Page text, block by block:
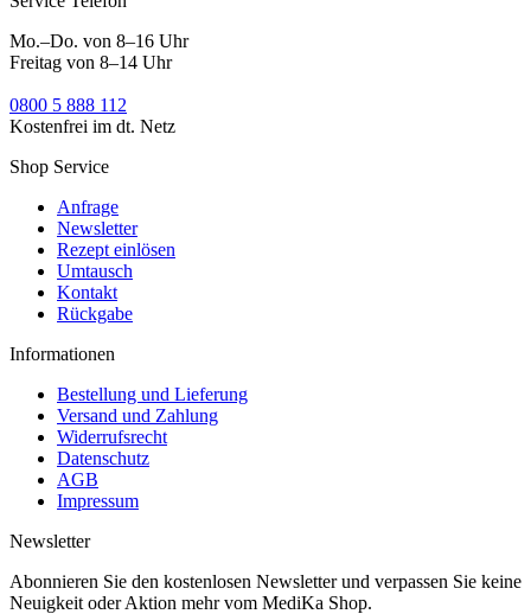
Mo.–Do. von 8–16 Uhr
Freitag von 8–14 Uhr
0800 5 888 112
Kostenfrei im dt. Netz
Shop Service
Anfrage
Newsletter
Rezept einlösen
Umtausch
Kontakt
Rückgabe
Informationen
Bestellung und Lieferung
Versand und Zahlung
Widerrufsrecht
Datenschutz
AGB
Impressum
Newsletter
Abonnieren Sie den kostenlosen Newsletter und verpassen Sie keine
Neuigkeit oder Aktion mehr vom MediKa Shop.